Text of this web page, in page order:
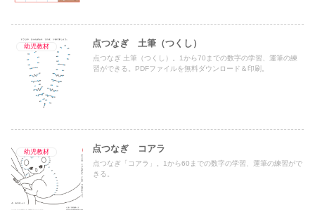
幼児教材 点つなぎ 土筆（つくし）
点つなぎ 土筆（つくし）。1から70までの数字の学習、運筆の練
習ができる。PDFファイルを無料ダウンロード＆印刷。
幼児教材 点つなぎ コアラ
点つなぎ「コアラ」。1から60までの数字の学習、運筆の練習がで
きる。